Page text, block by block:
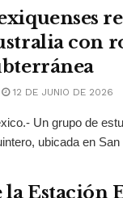
con
12 DE JUNIO DE 2026
Un grupo de
ubicada en
Estación